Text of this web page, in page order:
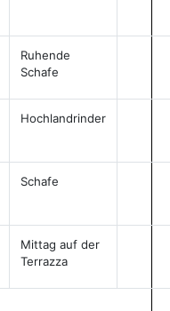
Ruhende
Schafe
Hochlandrinder
Schafe
Mittag auf der
Terrazza